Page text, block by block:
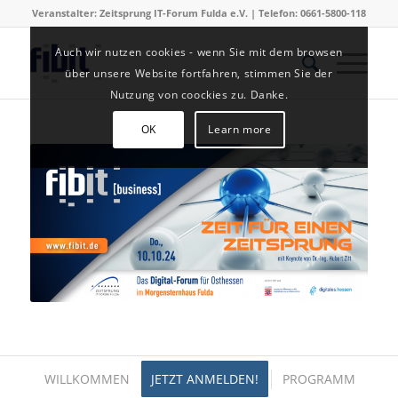
Veranstalter: Zeitsprung IT-Forum Fulda e.V. | Telefon: 0661-5800-118
WILLKOMMEN JETZT ANMELDEN! PROGRAMM
Auch wir nutzen cookies - wenn Sie mit dem browsen
über unsere Website fortfahren, stimmen Sie der
Nutzung von coockies zu. Danke.
OK Learn more